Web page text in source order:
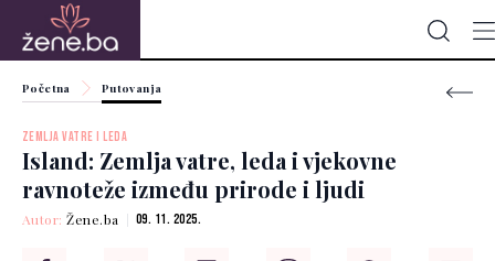
Početna Putovanja
ZEMLJA VATRE I LEDA
Island: Zemlja vatre, leda i vjekovne
ravnoteže između prirode i ljudi
Autor:Žene.ba 09. 11. 2025.